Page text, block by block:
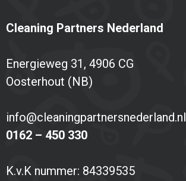
Cleaning Partners Nederland
Energieweg 31, 4906 CG
Oosterhout (NB)
info@cleaningpartnersnederland.nl
0162 – 450 330
K.v.K nummer: 84339535